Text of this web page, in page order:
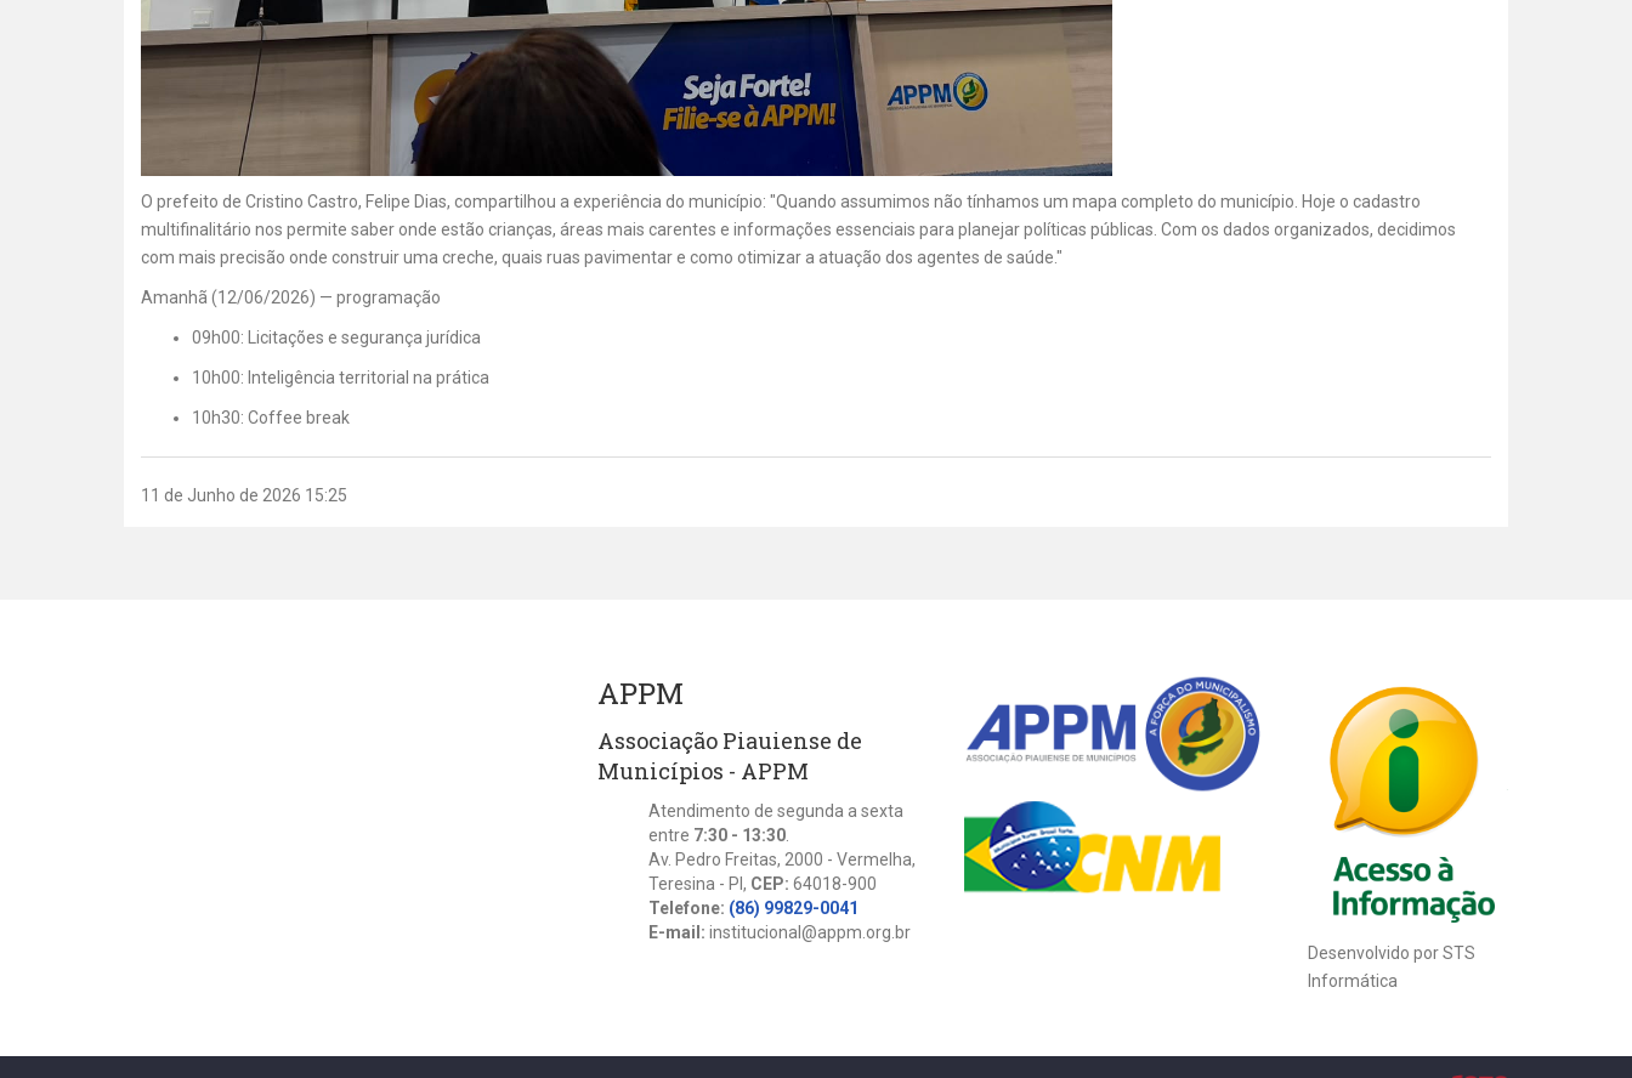
O prefeito de Cristino Castro, Felipe Dias, compartilhou a experiência do município: "Quando assumimos não tínhamos um mapa completo do município. Hoje o cadastro
multifinalitário nos permite saber onde estão crianças, áreas mais carentes e informações essenciais para planejar políticas públicas. Com os dados organizados, decidimos
com mais precisão onde construir uma creche, quais ruas pavimentar e como otimizar a atuação dos agentes de saúde."
Amanhã (12/06/2026) — programação
09h00: Licitações e segurança jurídica
10h00: Inteligência territorial na prática
10h30: Coffee break
11 de Junho de 2026 15:25
APPM
Associação Piauiense de
Municípios - APPM
Atendimento de segunda a sexta
entre 7:30 - 13:30
Av. Pedro Freitas, 2000 - Vermelha,
Teresina - PI, CEP: 64018-900
Telefone: (86) 99829-0041
E-mail: institucional@appm.org.br
Desenvolvido por STS
Informática